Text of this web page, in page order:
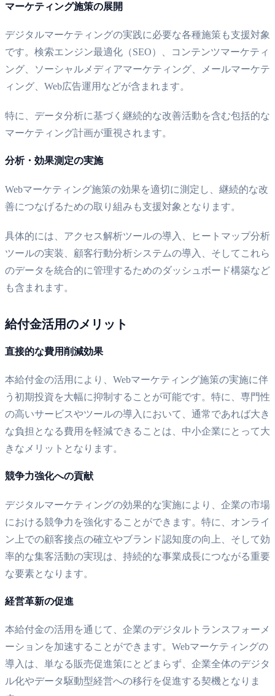
マーケティング施策の展開
デジタルマーケティングの実践に必要な各種施策も支援対象
です。検索エンジン最適化（SEO）、コンテンツマーケティ
ング、ソーシャルメディアマーケティング、メールマーケテ
ィング、Web広告運用などが含まれます。
特に、データ分析に基づく継続的な改善活動を含む包括的な
マーケティング計画が重視されます。
分析・効果測定の実施
Webマーケティング施策の効果を適切に測定し、継続的な改
善につなげるための取り組みも支援対象となります。
具体的には、アクセス解析ツールの導入、ヒートマップ分析
ツールの実装、顧客行動分析システムの導入、そしてこれら
のデータを統合的に管理するためのダッシュボード構築など
も含まれます。
給付金活用のメリット
直接的な費用削減効果
本給付金の活用により、Webマーケティング施策の実施に伴
う初期投資を大幅に抑制することが可能です。特に、専門性
の高いサービスやツールの導入において、通常であれば大き
な負担となる費用を軽減できることは、中小企業にとって大
きなメリットとなります。
競争力強化への貢献
デジタルマーケティングの効果的な実施により、企業の市場
における競争力を強化することができます。特に、オンライ
ン上での顧客接点の確立やブランド認知度の向上、そして効
率的な集客活動の実現は、持続的な事業成長につながる重要
な要素となります。
経営革新の促進
本給付金の活用を通じて、企業のデジタルトランスフォーメ
ーションを加速することができます。Webマーケティングの
導入は、単なる販売促進策にとどまらず、企業全体のデジタ
ル化やデータ駆動型経営への移行を促進する契機となりま